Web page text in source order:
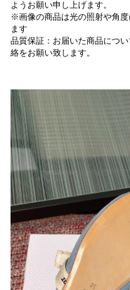
ようお願い申し上げます。
※画像の商品は光の照射や角
ます
品質保証：お届いた商品につ
絡をお願い致します。